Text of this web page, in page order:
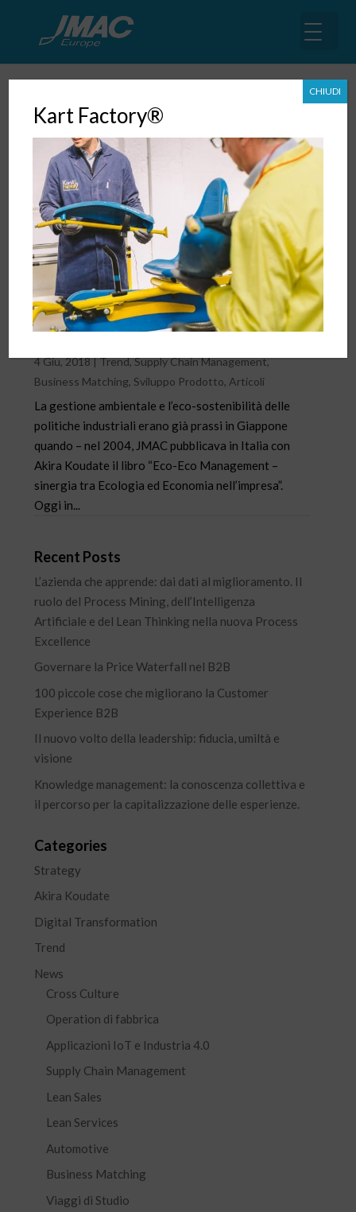
Approda in Europa l’ “Economia
Circolare”
4 Giu, 2018|Trend,Supply Chain Management,
Business Matching, Sviluppo Prodotto, Articoli
La gestione ambientale e l’eco-sostenibilità delle
politiche industriali erano già prassi in Giappone
quando – nel 2004, JMAC pubblicava in Italia con
Akira Koudate il libro “Eco-Eco Management –
sinergia tra Ecologia ed Economia nell’impresa”.
Oggi in...
Recent Posts
L’azienda che apprende: dai dati al miglioramento. Il
ruolo del Process Mining, dell’Intelligenza
Artificiale e del Lean Thinking nella nuova Process
Excellence
Governare la Price Waterfall nel B2B
100 piccole cose che migliorano la Customer
Experience B2B
Il nuovo volto della leadership: fiducia, umiltà e
visione
Knowledge management: la conoscenza collettiva e
il percorso per la capitalizzazione delle esperienze.
Categories
Strategy
Akira Koudate
Digital Transformation
Trend
News
Cross Culture
Operation di fabbrica
Applicazioni IoT e Industria 4.0
Supply Chain Management
Lean Sales
Lean Services
Automotive
Business Matching
Viaggi di Studio
Kart Factory®
CHIUDI